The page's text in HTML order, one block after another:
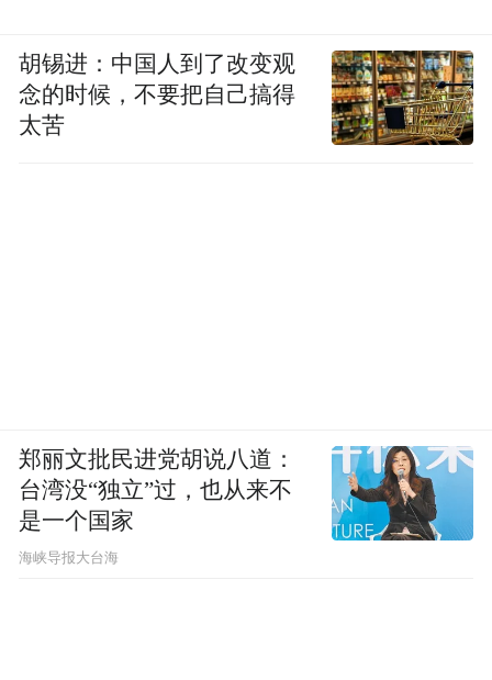
胡锡进：中国人到了改变观
念的时候，不要把自己搞得
太苦
郑丽文批民进党胡说八道：
台湾没“独立”过，也从来不
是一个国家
​海峡导报大台海